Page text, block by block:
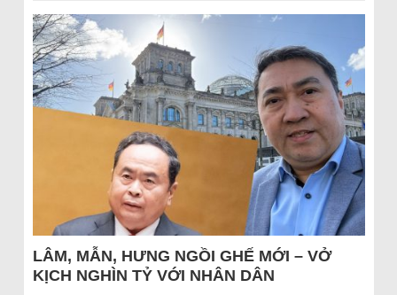
LÂM, MẪN, HƯNG NGỒI GHẾ MỚI – VỞ
KỊCH NGHÌN TỶ VỚI NHÂN DÂN